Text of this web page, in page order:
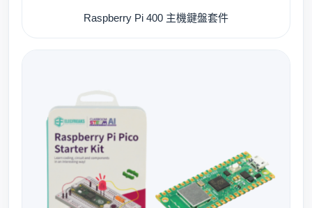
Raspberry Pi 400 主機鍵盤套件